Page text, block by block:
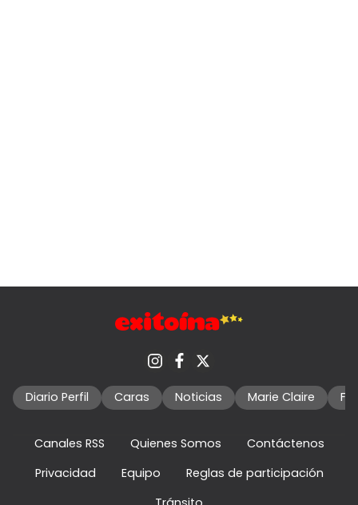
Diario Perfil Caras Noticias Marie Claire
Canales RSS Quienes Somos
Contáctenos
Privacidad
Equipo
Reglas de participación